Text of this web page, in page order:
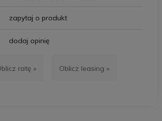
zapytaj o produkt
dodaj opinię
ratę » Oblicz leasing »